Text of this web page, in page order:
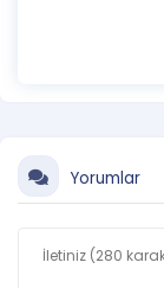
Yorumlar